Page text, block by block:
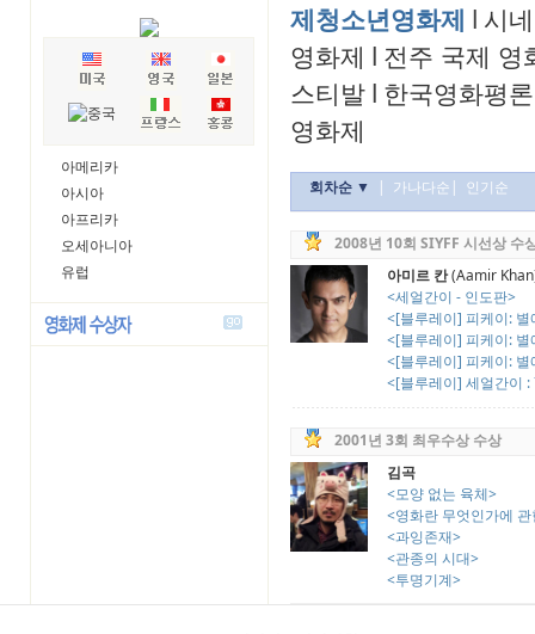
아메리카
아시아
아프리카
오세아니아
유럽
제청소년영화제 l 시
영화제 l 전주 국제 영
스티발 l 한국영화평
영화제
회차순 ▼ | 가나다순 | 인기순
2008년 10회 SIYFF 시선상 수
아미르 칸(Aamir
<세얼간이 - 인도판>
<[블루레이] 피케이:
<[블루레이] 피케이:
<[블루레이] 피케이:
<[블루레이] 세얼간이
2001년 3회 최우수상 수상
김곡
<모양 없는 육체>
<영화란 무엇인가에
<과잉존재>
<관종의 시대>
<투명기계>